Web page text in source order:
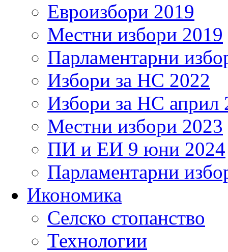
Евроизбори 2019
Местни избори 2019
Парламентарни
Избори за НС 2022
Избори за НС април
Местни избори 2023
ПИ и ЕИ 9 юни 2024
Парламентарни
Икономика
Селско стопанство
Технологии